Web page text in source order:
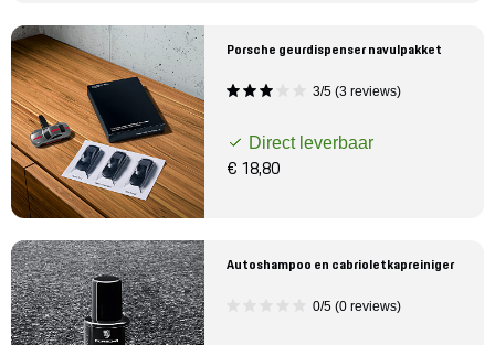
Porsche geurdispenser navulpakket
3/5 (3 reviews)
Direct leverbaar
€ 18,80
Autoshampoo en cabrioletkapreiniger
0/5 (0 reviews)